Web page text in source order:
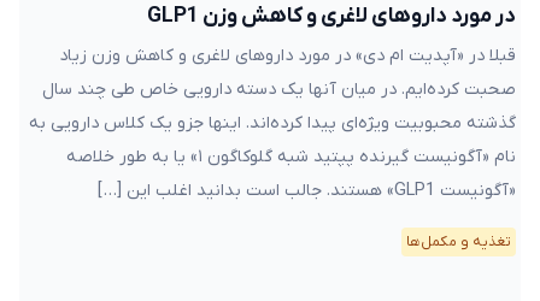
در مورد داروهای لاغری و کاهش وزن GLP1
قبلا در «آپدیت ام دی» در مورد داروهای لاغری و کاهش وزن زیاد
صحبت کرده‌ایم. در میان آنها یک دسته دارویی خاص طی چند سال
گذشته محبوبیت ویژه‌ای پیدا کرده‌اند. اینها جزو یک کلاس دارویی به
نام «آگونیست گیرنده پپتید شبه گلوکاگون ۱» یا به طور خلاصه
«آگونیست GLP1» هستند. جالب است بدانید اغلب این […]
تغذیه و مکمل‌ها